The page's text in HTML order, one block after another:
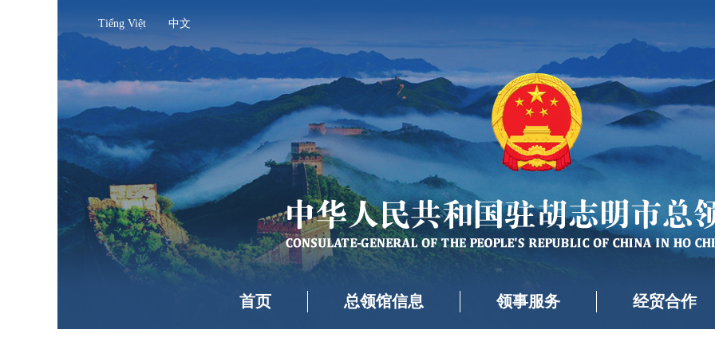
Tiếng Việt 中文
首页 总领馆信息 领事服务 经贸合作